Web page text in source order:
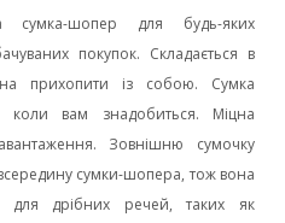
сумка-шопер для будь-яких
покупок. Складається в
прихопити із собою. Сумка
коли вам знадобиться. Міцна
Зовнішню сумочку
сумки-шопера, тож вона
для дрібних речей, таких як